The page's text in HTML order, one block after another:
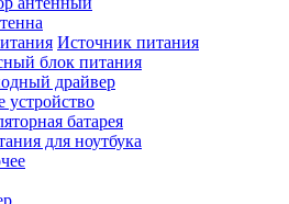
Источник питания
блок питания
драйвер
устройство
батарея
для ноутбука